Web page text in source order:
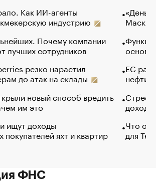
Как ИИ-агенты
индустрию
Почему компании
лучших сотрудников
резко нарастил
до атак на склады
новый способ вредить
им это
ищут доходы
яхт и квартир
Маск в
основ
ЕС
нефти
Что
для
ФНС